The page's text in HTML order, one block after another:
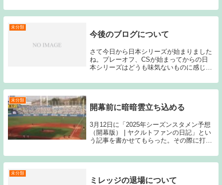
極的に顔を出したためストーブリーグの記
事を多く書きましたが、これからはどんな
未分類
今後のブログについて
さて今日から日本シリーズが始まりました
ね。プレーオフ、CSが始まってからの日
本シリーズはどうも味気ないものに感じて
ませんが、昔は日本シリーズというと国民
の一大行事だった時代もあったと思うので
未分類
開幕前に暗暗雲立ち込める
3月12日に「2025年シーズンスタメン予想
（開幕版） | ヤクルトファンの日記」とい
う記事を書かせてもらった。その際に打順
タッツ、②サンタナの配置、③塩見、山田
のコンディションという3点を挙げてい
未分類
ミレッジの退場について